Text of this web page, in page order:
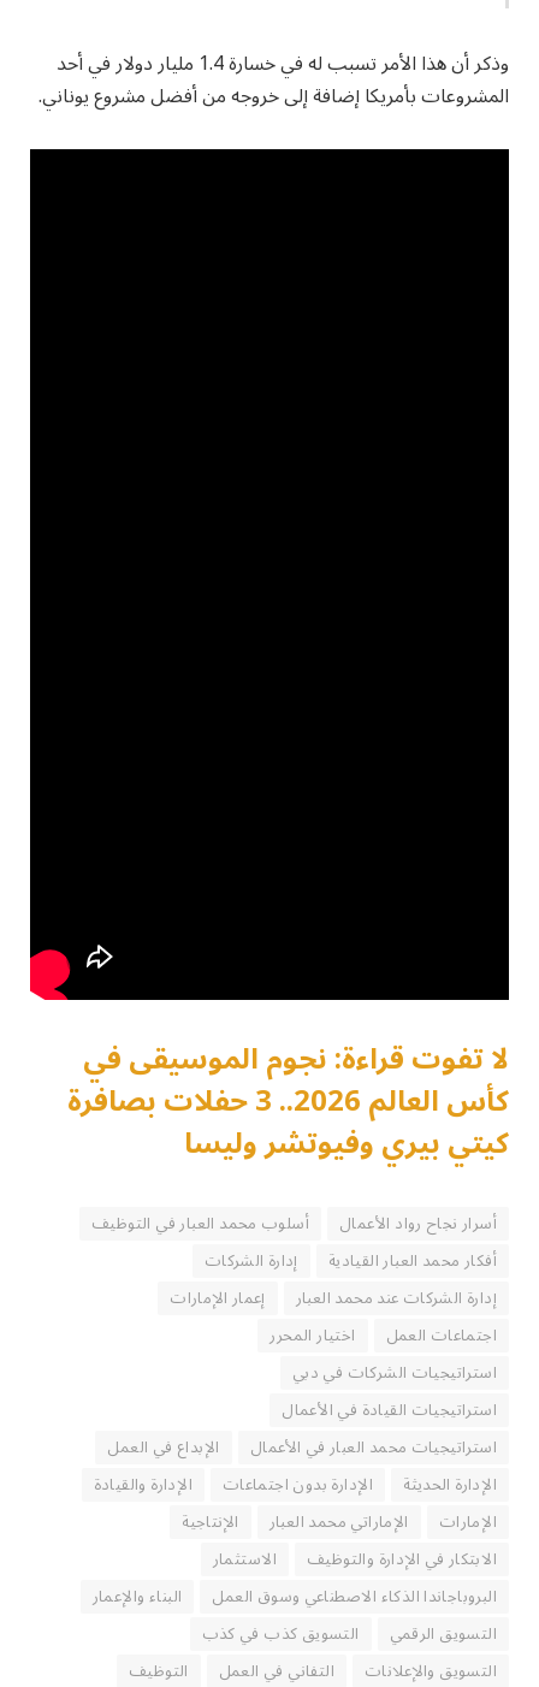
وذكر أن هذا الأمر تسبب له في خسارة 1.4 مليار دولار في أحد
المشروعات بأمريكا إضافة إلى خروجه من أفضل مشروع يوناني.
لا تفوت قراءة: نجوم الموسيقى في
كأس العالم 2026.. 3 حفلات بصافرة
كيتي بيري وفيوتشر وليسا
أسرار نجاح رواد الأعمال
أسلوب محمد العبار في التوظيف
أفكار محمد العبار القيادية
إدارة الشركات
إدارة الشركات عند محمد العبار
إعمار الإمارات
اجتماعات العمل
اختيار المحرر
استراتيجيات الشركات في دبي
استراتيجيات القيادة في الأعمال
استراتيجيات محمد العبار في الأعمال
الإبداع في العمل
الإدارة الحديثة
الإدارة بدون اجتماعات
الإدارة والقيادة
الإمارات
الإماراتي محمد العبار
الإنتاجية
الابتكار في الإدارة والتوظيف
الاستثمار
البروباجاندا الذكاء الاصطناعي وسوق العمل
البناء والإعمار
التسويق الرقمي
التسويق كذب في كذب
التسويق والإعلانات
التفاني في العمل
التوظيف